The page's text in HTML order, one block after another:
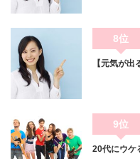
8位
【元気が
9位
20代にウケ